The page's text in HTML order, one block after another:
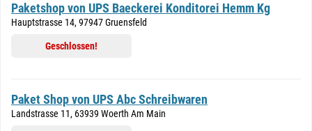
Paketshop von UPS Baeckerei Konditorei Hemm Kg
Hauptstrasse 14, 97947 Gruensfeld
Geschlossen!
Paket Shop von UPS Abc Schreibwaren
Landstrasse 11, 63939 Woerth Am Main